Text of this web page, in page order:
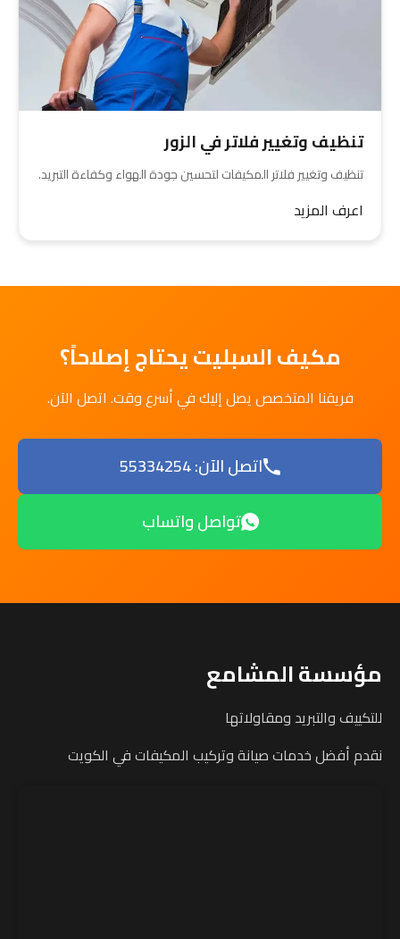
تنظيف وتغيير فلاتر في الزور
تنظيف وتغيير فلاتر المكيفات لتحسين جودة الهواء وكفاءة التبريد.
اعرف المزيد
مكيف السبليت يحتاج إصلاحاً؟
فريقنا المتخصص يصل إليك في أسرع وقت. اتصل الآن.
اتصل الآن: 55334254
تواصل واتساب
مؤسسة المشامع
للتكييف والتبريد ومقاولاتها
نقدم أفضل خدمات صيانة وتركيب المكيفات في الكويت